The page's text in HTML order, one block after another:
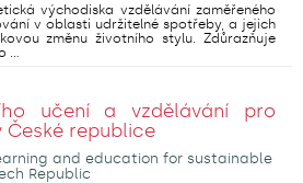
východiska vzdělávání zaměřeného
v oblasti udržitelné spotřeby, a jejich
změnu životního stylu. Zdůrazňuje
učení a vzdělávání pro
České republice
and education for sustainable
Republic